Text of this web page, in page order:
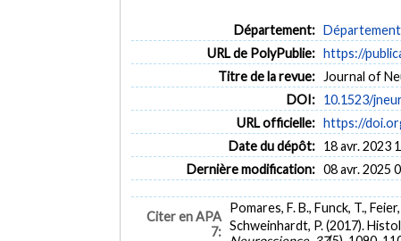
Département:
URL de PolyPublie: https://
Titre de la revue:
Journal of
DOI: 10.1523/
URL officielle: https://
Date du dépôt: 18 avr. 2023
Dernière modification: 08 avr. 2025
Citer en APA
7:
Pomares, F. B., Funck, T.,
Schweinhardt, P. (2017).